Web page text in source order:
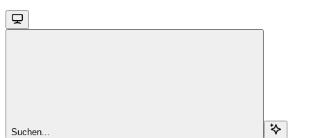
Suchen...